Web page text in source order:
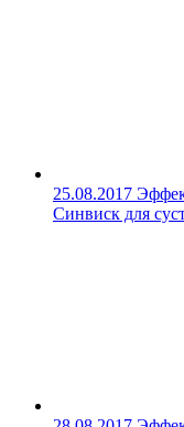
25.08.2017
Синвиск для